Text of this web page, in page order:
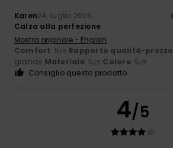
Karen24. luglio 2026
Calza alla perfezione
Mostra originale - English
Comfort: 5/5 Rapporto qualità-prezzo
grande Materiale: 5 /5 Colore: 5 /5
Consiglio questo prodotto
4/5